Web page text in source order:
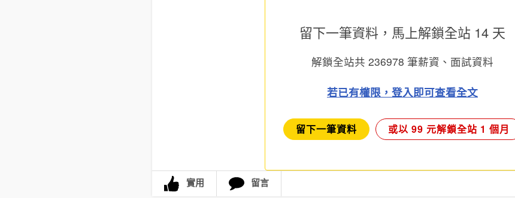
留下一筆資料，馬上解鎖全站 14 天
解鎖全站共 236978 筆薪資、面試資料
若已有權限，登入即可查看全文
留下一筆資料 或以 99 元解鎖全站 1 個月
實用 留言